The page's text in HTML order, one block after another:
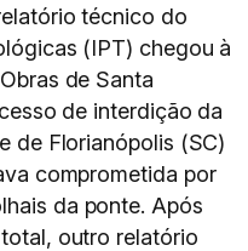
técnico do
(IPT) chegou à
de Santa
de interdição da
de Florianópolis (SC)
comprometida por
da ponte. Após
outro relatório